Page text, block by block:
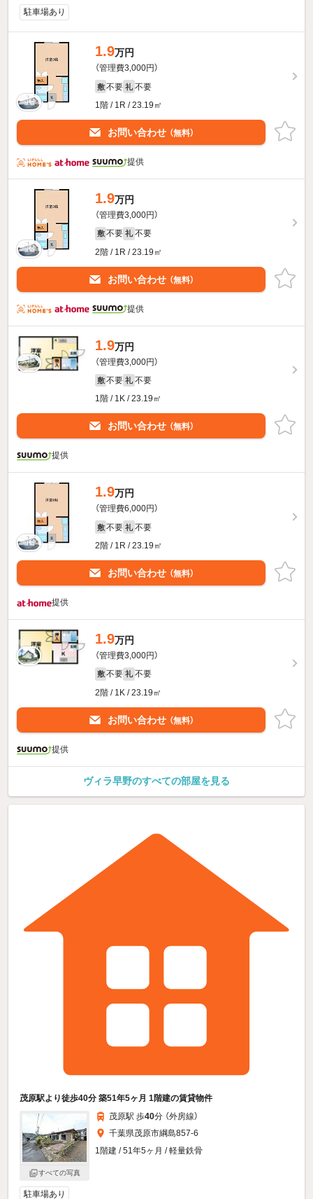
駐車場あり
1.9万円
（管理費3,000円）
敷 不要 礼 不要
1階 / 1R / 23.19㎡
お問い合わせ （無料）
提供
1.9万円
（管理費3,000円）
敷 不要 礼 不要
2階 / 1R / 23.19㎡
お問い合わせ （無料）
提供
1.9万円
（管理費3,000円）
敷 不要 礼 不要
1階 / 1K / 23.19㎡
お問い合わせ （無料）
提供
1.9万円
（管理費6,000円）
敷 不要 礼 不要
2階 / 1R / 23.19㎡
お問い合わせ （無料）
提供
1.9万円
（管理費3,000円）
敷 不要 礼 不要
2階 / 1K / 23.19㎡
お問い合わせ （無料）
提供
ヴィラ早野のすべての部屋を見る
茂原駅より徒歩40分 築51年5ヶ月 1階建の賃貸物件
すべての写真
茂原駅 歩40分 （外房線）
千葉県茂原市綱島857-6
1階建 / 51年5ヶ月 / 軽量鉄骨
駐車場あり